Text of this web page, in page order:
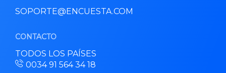
SOPORTE@ENCUESTA.COM
CONTACTO
TODOS LOS PAÍSES
0034 91 564 34 18